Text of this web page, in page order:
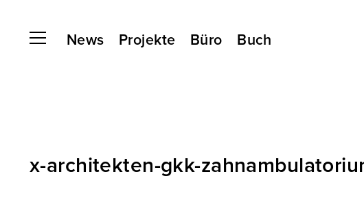
News Projekte Büro Buch
x-architekten-gkk-